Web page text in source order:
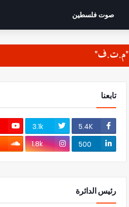
صوت فلسطين
تابعنا
5.4K
3.1k
500
1.8k
رئيس الدائرة